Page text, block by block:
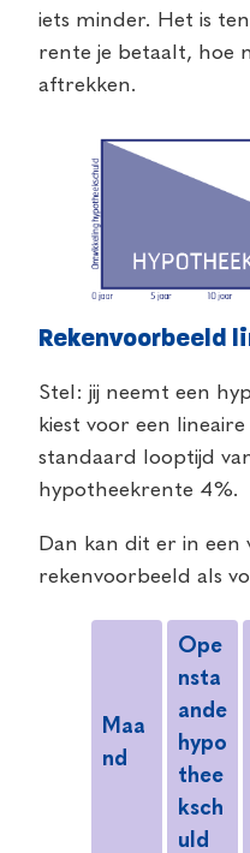
iets minder. Het is
rente je betaalt, hoe
aftrekken.
Rekenvoorbeeld
Stel: jij neemt een
kiest voor een
standaard looptijd
hypotheekrente 4%.
Dan kan dit er in een
rekenvoorbeeld als
Maa
nd
Ope
nsta
ande
hypo
thee
ksch
uld